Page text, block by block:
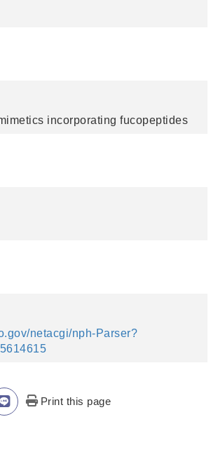
incorporating fucopeptides
netacgi/nph-Parser?
Print this page